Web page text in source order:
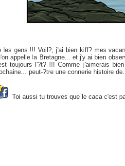
les gens !!! Voil?, j'ai bien kiff? mes
appelle la Bretagne... et j'y ai bien
toujours l'?t? !!! Comme j'aimerais
peut-?tre une connerie histoire de...
Toi aussi tu trouves que le caca c'est